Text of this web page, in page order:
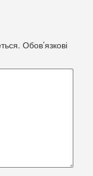
Обов’язкові